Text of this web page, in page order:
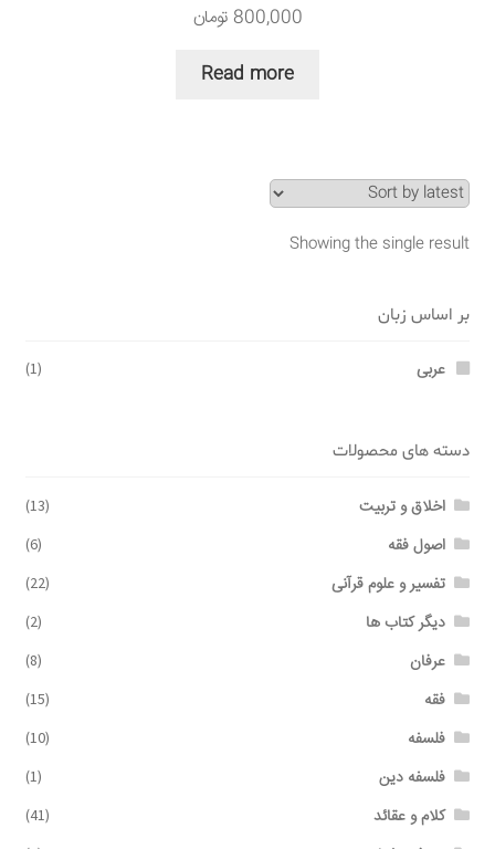
800,000 تومان
Read more
Showing the single result
بر اساس زبان
عربی (1)
دسته های محصولات
اخلاق و تربیت (13)
اصول فقه (6)
تفسیر و علوم قرآنی (22)
دیگر کتاب ها (2)
عرفان (8)
فقه (15)
فلسفه (10)
فلسفه دین (1)
کلام و عقائد (41)